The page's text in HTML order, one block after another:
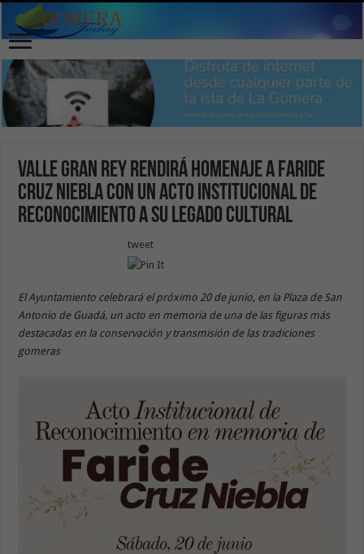
Valle Gran Rey rendirá homenaje a Faride
Cruz Niebla con un acto institucional de
reconocimiento a su legado cultural
tweet
El Ayuntamiento celebrará el próximo 20 de junio, en la Plaza de San
Antonio de Guadá, un acto en memoria de una de las figuras más
destacadas en la conservación y transmisión de las tradiciones
gomeras